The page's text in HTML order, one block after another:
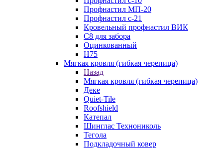
Профнастил МП-20
Профнастил с-21
Кровельный профнастил ВИК
С8 для забора
Оцинкованный
Н75
Мягкая кровля (гибкая черепица)
Назад
Мягкая кровля (гибкая черепица)
Деке
Quiet-Tile
Roofshield
Катепал
Шинглас Технониколь
Тегола
Подкладочный ковер